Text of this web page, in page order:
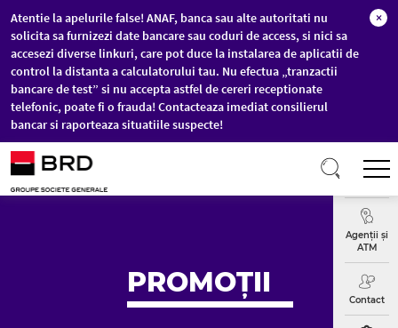
Sari la conținutul principal
Atentie la apelurile false! ANAF, banca sau alte autoritati nu
solicita sa furnizezi date bancare sau coduri de access, si nici sa
accesezi diverse linkuri, care pot duce la instalarea de aplicatii de
control la distanta a calculatorului tau. Nu efectua „tranzactii
bancare de test” si nu accepta astfel de cereri receptionate
telefonic, poate fi o frauda! Contacteaza imediat consilierul
bancar si raporteaza situatiile suspecte!
×
Curs
Agenții și
ATM
Contact
PROMOȚII